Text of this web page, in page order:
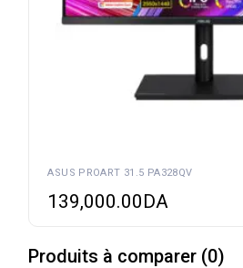
ASUS PROART 31.5 PA328QV
139,000.00DA
Produits à comparer (0)